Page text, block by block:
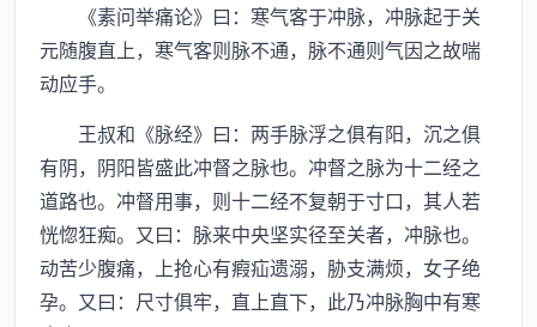
《素问举痛论》曰：寒气客于冲脉，冲脉起于关
元随腹直上，寒气客则脉不通，脉不通则气因之故喘
动应手。
王叔和《脉经》曰：两手脉浮之俱有阳，沉之俱
有阴，阴阳皆盛此冲督之脉也。冲督之脉为十二经之
道路也。冲督用事，则十二经不复朝于寸口，其人若
恍惚狂痴。又曰：脉来中央坚实径至关者，冲脉也。
动苦少腹痛，上抢心有瘕疝遗溺，胁支满烦，女子绝
孕。又曰：尺寸俱牢，直上直下，此乃冲脉胸中有寒